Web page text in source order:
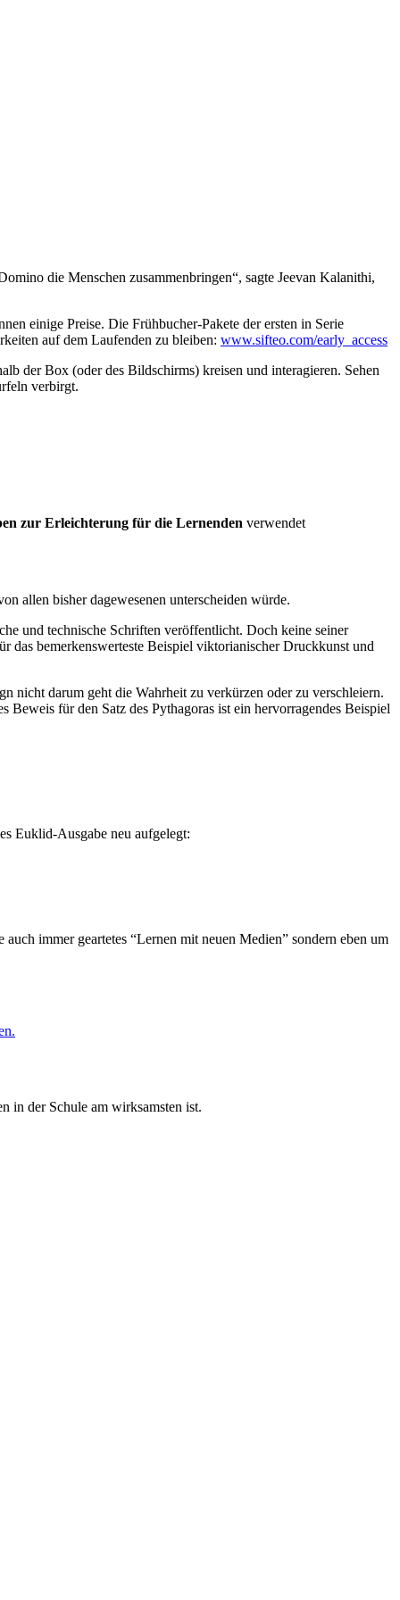
die Menschen zusammenbringen“, sagte Jeevan Kalanithi,
einige Preise. Die Frühbucher-Pakete der ersten in Serie
auf dem Laufenden zu bleiben: www.sifteo.com/early_access
der Box (oder des Bildschirms) kreisen und interagieren. Sehen
verbirgt.
zur Erleichterung für die Lernenden verwendet
allen bisher dagewesenen unterscheiden würde.
und technische Schriften veröffentlicht. Doch keine seiner
das bemerkenswerteste Beispiel viktorianischer Druckkunst und
nicht darum geht die Wahrheit zu verkürzen oder zu verschleiern.
für den Satz des Pythagoras ist ein hervorragendes Beispiel
Euklid-Ausgabe neu aufgelegt:
immer geartetes “Lernen mit neuen Medien” sondern eben um
in der Schule am wirksamsten ist.